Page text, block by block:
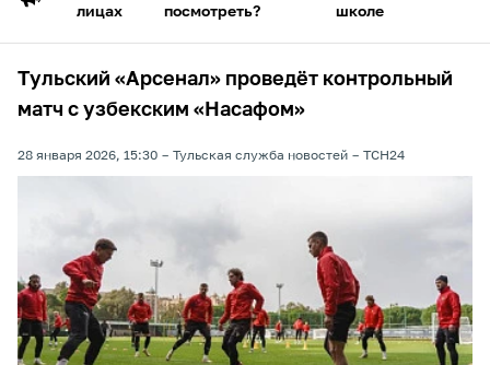
лицах
посмотреть?
школе
Тульский «Арсенал» проведёт контрольный
матч с узбекским «Насафом»
28 января 2026, 15:30 Тульская служба новостей ТСН24